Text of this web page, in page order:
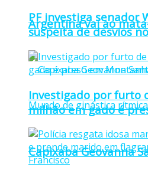
Argentina vai ao
Capixaba Geovanna
PF investiga senador
suspeita de desvios no
Investigado por furto
milhão em gado é